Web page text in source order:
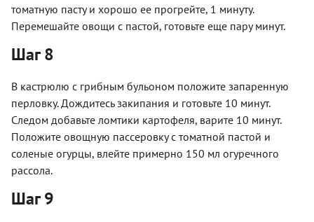
томатную пасту и хорошо ее прогрейте, 1 минуту.
Перемешайте овощи с пастой, готовьте еще пару минут.
Шаг 8
В кастрюлю с грибным бульоном положите запаренную
перловку. Дождитесь закипания и готовьте 10 минут.
Следом добавьте ломтики картофеля, варите 10 минут.
Положите овощную пассеровку с томатной пастой и
соленые огурцы, влейте примерно 150 мл огуречного
рассола.
Шаг 9